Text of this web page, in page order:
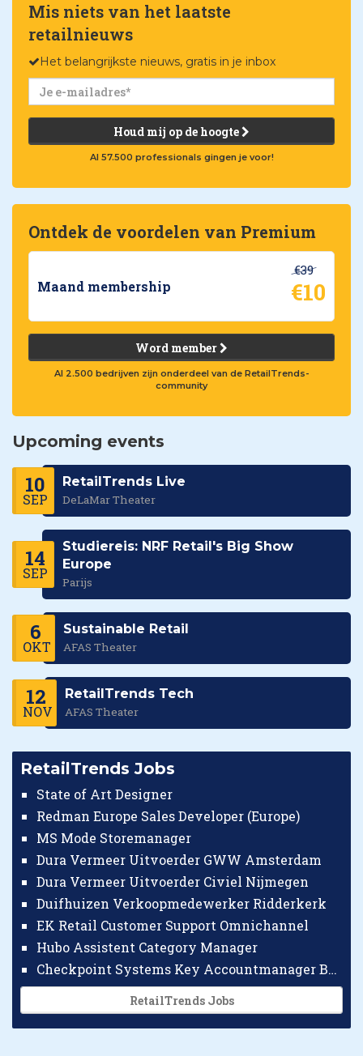
Mis niets van het laatste
retailnieuws
Het belangrijkste nieuws, gratis in je inbox
Houd mij op de hoogte
Al 57.500 professionals gingen je voor!
Ontdek de voordelen van Premium
Maand membership
€39
€10
Word member
Al 2.500 bedrijven zijn onderdeel van de RetailTrends-
community
Upcoming events
10
SEP
RetailTrends Live
DeLaMar Theater
14
SEP
Studiereis: NRF Retail's Big Show
Europe
Parijs
6
OKT
Sustainable Retail
AFAS Theater
12
NOV
RetailTrends Tech
AFAS Theater
RetailTrends Jobs
State of Art Designer
Redman Europe Sales Developer (Europe)
MS Mode Storemanager
Dura Vermeer Uitvoerder GWW Amsterdam
Dura Vermeer Uitvoerder Civiel Nijmegen
Duifhuizen Verkoopmedewerker Ridderkerk
EK Retail Customer Support Omnichannel
Hubo Assistent Category Manager
Checkpoint Systems Key Accountmanager Benelux
RetailTrends Jobs